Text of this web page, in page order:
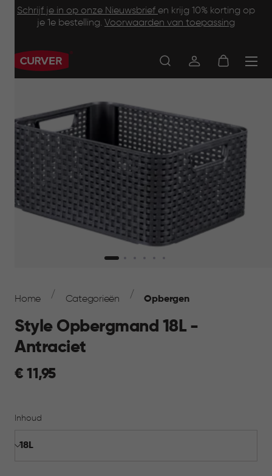
Schrijf je in op onze Nieuwsbrief en krijg 10% korting op
je 1e bestelling. Voorwaarden van toepassing
Main
navigation
Navigation
Home Categorieën Opbergen
Style Opbergmand 18L -
Antraciet
€
€ 11,95
Inhoud
Footer